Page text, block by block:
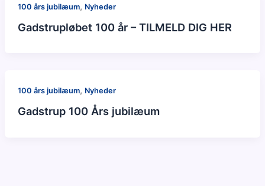
100 års jubilæum, Nyheder
Gadstrupløbet 100 år – TILMELD DIG HER
100 års jubilæum, Nyheder
Gadstrup 100 Års jubilæum